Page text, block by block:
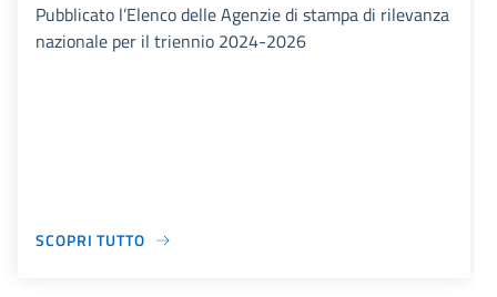
Pubblicato l’Elenco delle Agenzie di stampa di rilevanza
nazionale per il triennio 2024-2026
SCOPRI TUTTO